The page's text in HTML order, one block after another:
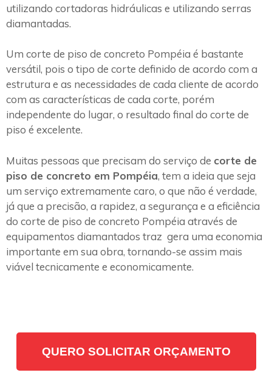
utilizando cortadoras hidráulicas e utilizando serras
diamantadas.
Um corte de piso de concreto Pompéia é bastante
versátil, pois o tipo de corte definido de acordo com a
estrutura e as necessidades de cada cliente de acordo
com as características de cada corte, porém
independente do lugar, o resultado final do corte de
piso é excelente.
Muitas pessoas que precisam do serviço de corte de
piso de concreto em Pompéia, tem a ideia que seja
um serviço extremamente caro, o que não é verdade,
já que a precisão, a rapidez, a segurança e a eficiência
do corte de piso de concreto Pompéia através de
equipamentos diamantados traz gera uma economia
importante em sua obra, tornando-se assim mais
viável tecnicamente e economicamente.
QUERO SOLICITAR ORÇAMENTO